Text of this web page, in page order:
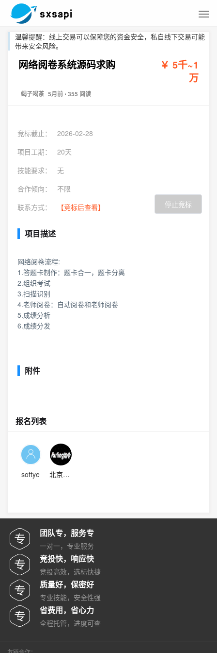
温馨提醒：线上交易可以保障您的资金安全，私自线下交易可能
带来安全风险。
网络阅卷系统源码求购
￥ 5千~1
万
蝎子喝茶 5月前 ⋅ 355 阅读
竞标截止：
2026-02-28
项目工期：
20天
技能要求：
无
合作倾向：
不限
联系方式：
【竞标后查看】 停止竞标
项目描述
网络阅卷流程:
1.答题卡制作：题卡合一，题卡分离
2.组织考试
3.扫描识别
4.老师阅卷：自动阅卷和老师阅卷
5.成绩分析
6.成绩分发
附件
报名列表
softye 北京如令科技有限公司
团队专，服务专
一对一，专业服务
竞投快，响应快
竞投高效，选标快捷
质量好，保密好
专业技能，安全性强
省费用，省心力
全程托管，进度可查